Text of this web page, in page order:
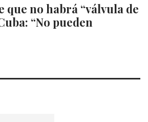
que no habrá “válvula de
“No pueden